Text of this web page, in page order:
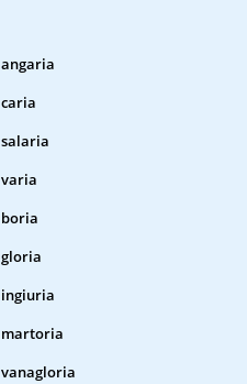
angaria
caria
salaria
varia
boria
gloria
ingiuria
martoria
vanagloria